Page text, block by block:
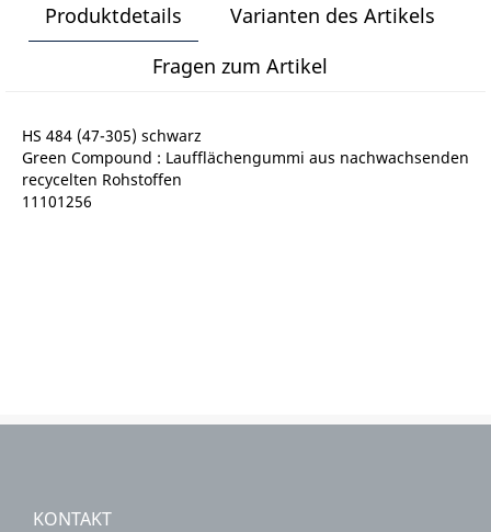
Produktdetails
Varianten des Artikels
Fragen zum Artikel
HS 484 (47-305) schwarz
Green Compound : Laufflächengummi aus nachwachsenden
recycelten Rohstoffen
11101256
KONTAKT